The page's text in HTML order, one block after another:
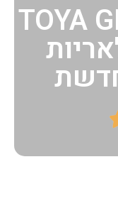
TOYA